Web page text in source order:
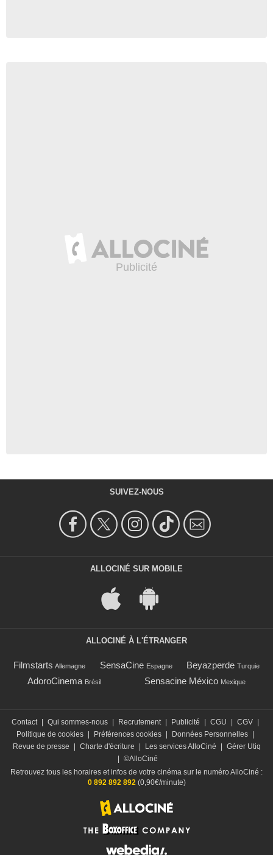
SUIVEZ-NOUS
ALLOCINÉ SUR MOBILE
ALLOCINÉ À L'ÉTRANGER
Filmstarts Allemagne SensaCine Espagne Beyazperde Turquie
AdoroCinema Brésil Sensacine México Mexique
Contact | Qui sommes-nous | Recrutement | Publicité | CGU | CGV |
Politique de cookies | Préférences cookies | Données Personnelles |
Revue de presse
| Charte d'écriture | Les services AlloCiné | Gérer Utiq
| ©AlloCiné
Retrouvez tous les horaires et infos de votre cinéma sur le numéro AlloCiné :
0 892 892 892(0,90€/minute)